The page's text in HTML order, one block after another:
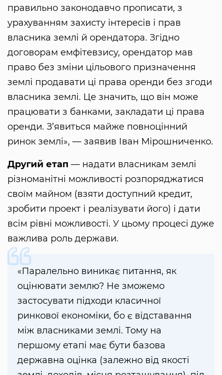
правильно законодавчо прописати, з
урахуванням захисту інтересів і прав
власника землі й орендатора. Згідно
договорам емфітевзису, орендатор мав
право без зміни цільового призначення
землі продавати ці права оренди без згоди
власника землі. Це значить, що він може
працювати з банками, закладати ці права
оренди. З’явиться майже повноцінний
ринок землі», — заявив Іван Мірошниченко.
Другий етап — надати власникам землі
різноманітні можливості розпоряджатися
своїм майном (взяти доступний кредит,
зробити проект і реалізувати його) і дати
всім рівні можливості. У цьому процесі дуже
важлива роль держави.
«Паралельно виникає питання, як
оцінювати землю? Не зможемо
застосувати підходи класичної
ринкової економіки, бо є відставання
між власниками землі. Тому на
першому етапі має бути базова
державна оцінка (залежно від якості